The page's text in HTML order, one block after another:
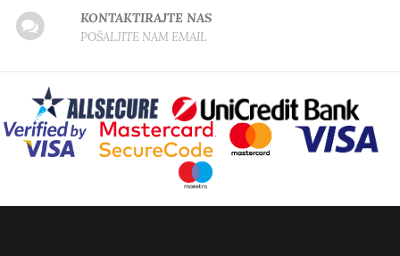
KONTAKTIRAJTE NAS
POŠALJITE NAM EMAIL